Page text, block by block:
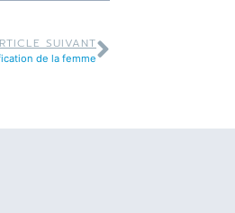
SUIVANT
de la femme